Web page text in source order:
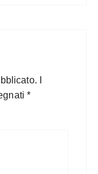
*